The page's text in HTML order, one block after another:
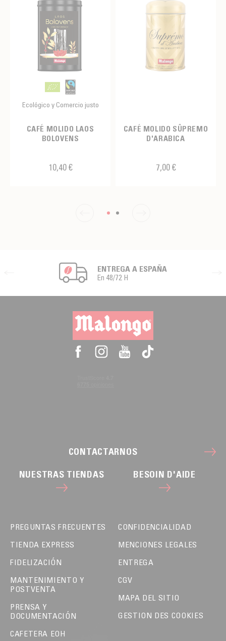
Ecológico y Comercio justo
CAFÉ MOLIDO LAOS
BOLOVENS
10,40 €
CAFÉ MOLIDO SÛPREMO
D'ARABICA
7,00 €
ENTREGA A ESPAÑA
En 48/72 H
CONTACTARNOS
NUESTRAS TIENDAS BESOIN D'AIDE
PREGUNTAS FRECUENTES
TIENDA EXPRESS
FIDELIZACIÓN
MANTENIMIENTO Y
POSTVENTA
PRENSA Y
DOCUMENTACIÓN
CAFETERA EOH
CONFIDENCIALIDAD
MENCIONES LEGALES
ENTREGA
CGV
MAPA DEL SITIO
GESTION DES COOKIES